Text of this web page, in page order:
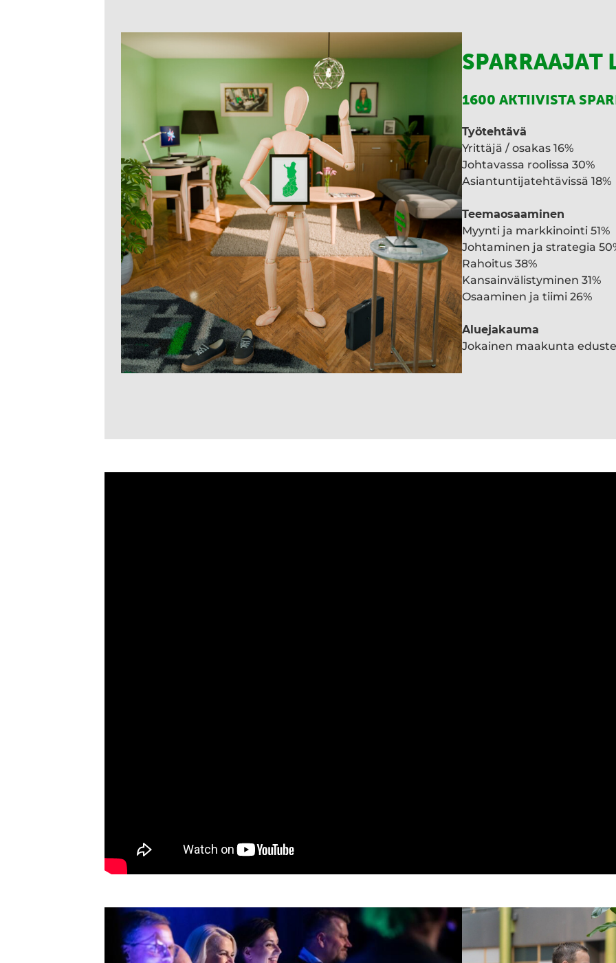
SPARRAAJAT
1600 AKTIIVISTA
Työtehtävä
Yrittäjä / osakas 16%
Johtavassa roolissa 30%
Asiantuntijatehtävissä 18%
Teemaosaaminen
Myynti ja markkinointi 51%
Johtaminen ja strategia
Rahoitus 38%
Kansainvälistyminen 31%
Osaaminen ja tiimi 26%
Aluejakauma
Jokainen maakunta